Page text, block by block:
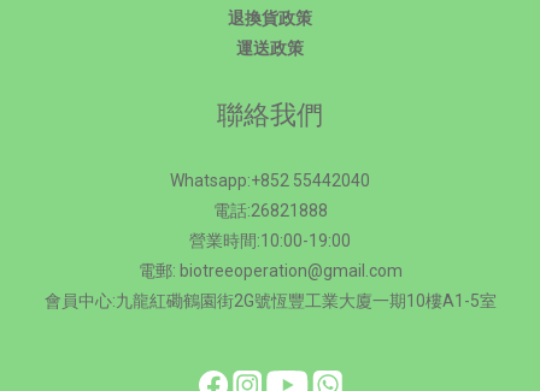
退換貨政策
運送政策
聯絡我們
Whatsapp:+852 55442040
電話:26821888
營業時間:10:00-19:00
電郵: biotreeoperation@gmail.com
會員中心:九龍紅磡鶴園街2G號恆豐工業大廈一期10樓A1-5室